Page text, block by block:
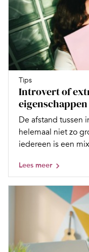
Tips
Introvert of
De afstand tussen
helemaal niet zo
iedereen is een
Lees meer